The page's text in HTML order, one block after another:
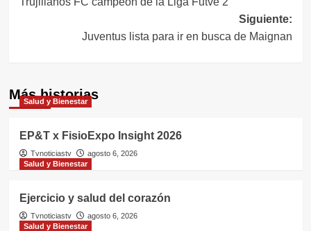
de
entradas
Siguiente:
Juventus lista para ir en busca de Maignan
Más historias
Salud y Bienestar
EP&T x FisioExpo Insight 2026
Tvnoticiastv
agosto 6, 2026
Salud y Bienestar
Ejercicio y salud del corazón
Tvnoticiastv
agosto 6, 2026
Salud y Bienestar